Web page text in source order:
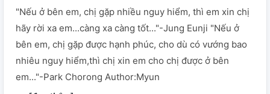
"Nếu ở bên em, chị gặp nhiều nguy hiểm, thì em xin chị
hãy rời xa em...càng xa càng tốt..."-Jung Eunji "Nếu ở
bên em, chị gặp được hạnh phúc, cho dù có vướng bao
nhiêu nguy hiểm,thì chị xin em cho chị được ở bên
em..."-Park Chorong Author:Myun